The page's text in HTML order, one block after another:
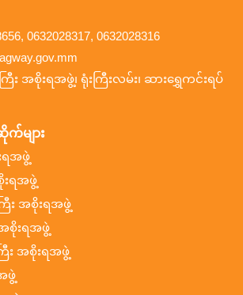
0632028317, 0632028316
အစိုးရအဖွဲ့၊ ရုံးကြီးလမ်း၊ ဆားရွှေကင်းရပ်
များ
ရအဖွဲ့
ရအဖွဲ့
း အစိုးရအဖွဲ့
စိုးရအဖွဲ့
း အစိုးရအဖွဲ့
ဖွဲ့